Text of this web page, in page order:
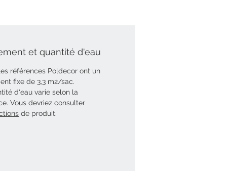
et quantité d'eau
références Poldecor ont un
fixe de 3,3 m2/sac.
d'eau varie selon la
Vous devriez consulter
de produit.